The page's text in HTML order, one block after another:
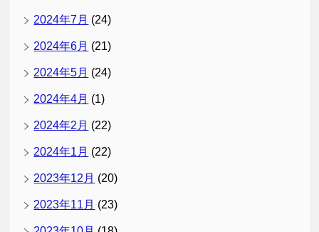
2024年7月 (24)
2024年6月 (21)
2024年5月 (24)
2024年4月 (1)
2024年2月 (22)
2024年1月 (22)
2023年12月 (20)
2023年11月 (23)